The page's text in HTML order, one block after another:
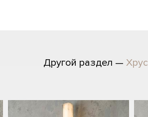
Другой раздел —